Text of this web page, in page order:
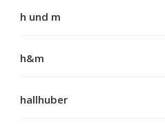
h und m
h&m
hallhuber